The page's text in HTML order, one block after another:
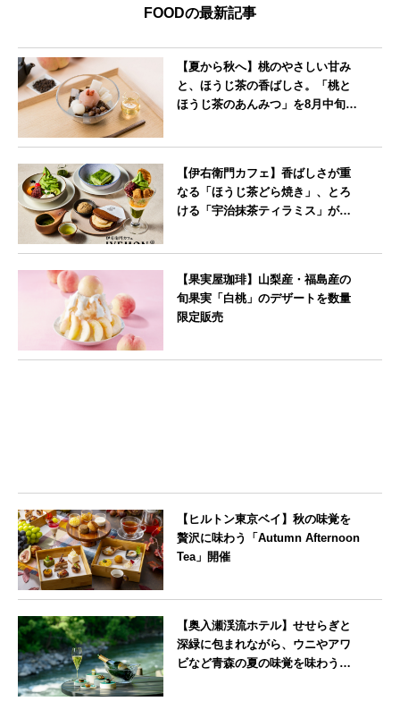
FOODの最新記事
【夏から秋へ】桃のやさしい甘み
と、ほうじ茶の香ばしさ。「桃と
ほうじ茶のあんみつ」を8月中旬よ
【伊右衛門カフェ】香ばしさが重
なる「ほうじ茶どら焼き」、とろ
ける「宇治抹茶ティラミス」が新
【果実屋珈琲】山梨産・福島産の
旬果実「白桃」のデザートを数量
限定販売
【ヒルトン東京ベイ】秋の味覚を
贅沢に味わう「Autumn Afternoon
Tea」開催
【奥入瀬渓流ホテル】せせらぎと
深緑に包まれながら、ウニやアワ
ビなど青森の夏の味覚を味わうフ